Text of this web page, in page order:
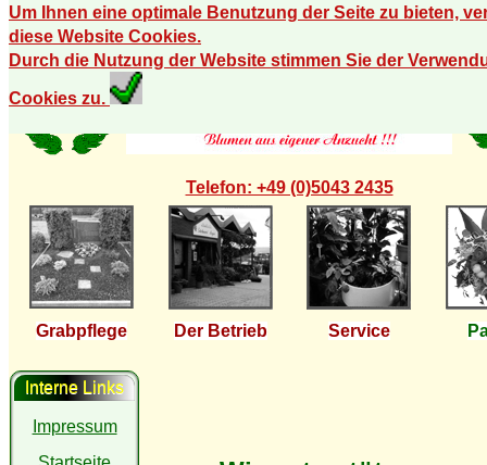
Um Ihnen eine optimale Benutzung der Seite zu bieten,
diese Website Cookies.
Durch die Nutzung der Website stimmen Sie der
Cookies zu.
Telefon: +49 (0)5043 2435
Grabpflege Der Betrieb Service
Interne Links
Impressum